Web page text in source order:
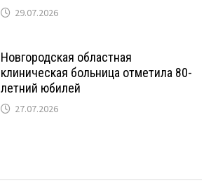
29.07.2026
Новгородская областная
клиническая больница отметила 80-
летний юбилей
27.07.2026